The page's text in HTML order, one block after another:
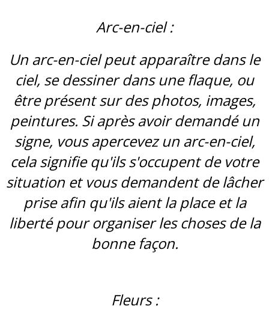
Arc-en-ciel :
Un arc-en-ciel peut apparaître dans le
ciel, se dessiner dans une flaque, ou
être présent sur des photos, images,
peintures. Si après avoir demandé un
signe, vous apercevez un arc-en-ciel,
cela signifie qu'ils s'occupent de votre
situation et vous demandent de lâcher
prise afin qu'ils aient la place et la
liberté pour organiser les choses de la
bonne façon.
Fleurs :